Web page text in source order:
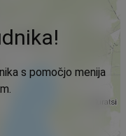
s pomočjo menija